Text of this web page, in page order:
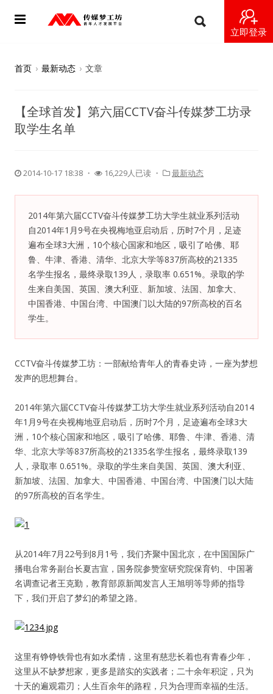
立即登录
导师
视频
梦工坊视频
纪录片1 梦想开始的地方
纪录片2 青年人不同活法
纪录片3 我们都是青年偶像
往届
变革2015
逐梦2014
辉煌2013
梦工坊圈
人脉圈
首页 › 最新动态 › 文章
【全球首发】第六届CCTV奋斗传媒梦工坊录
取学生名单
2014-10-17 18:38 ・ 16,229人已读 ・ 最新动态
2014年第六届CCTV奋斗传媒梦工坊大学生就业系列活动
自2014年1月9号在央视梅地亚启动后，历时7个月，足迹
遍布全球3大洲，10个核心国家和地区，吸引了哈佛、耶
鲁、牛津、香港、清华、北京大学等837所高校的21335
名学生报名，最终录取139人，录取率 0.651%。录取的学
生来自美国、英国、澳大利亚、新加坡、法国、加拿大、
中国香港、中国台湾、中国澳门以大陆的97所高校的百名
学生。
CCTV奋斗传媒梦工坊：一部献给青年人的青春史诗，一座为梦想
发声的思想舞台。
2014年第六届CCTV奋斗传媒梦工坊大学生就业系列活动自2014
年1月9号在央视梅地亚启动后，历时7个月，足迹遍布全球3大
洲，10个核心国家和地区，吸引了哈佛、耶鲁、牛津、香港、清
华、北京大学等837所高校的21335名学生报名，最终录取139
人，录取率 0.651%。录取的学生来自美国、英国、澳大利亚、
新加坡、法国、加拿大、中国香港、中国台湾、中国澳门以大陆
的97所高校的百名学生。
从2014年7月22号到8月1号，我们齐聚中国北京，在中国国际广
播电台常务副台长夏吉宣，国务院参赞室研究院保育钧、中国著
名调查记者王克勤，教育部原新闻发言人王旭明等导师的指导
下，我们开启了梦幻的希望之路。
这里有铮铮铁骨也有如水柔情，这里有慈悲长着也有青春少年，
这里从不缺梦想家，更多是踏实的实践者；二十余年积淀，只为
十天的遍观霜刃；人生百余年的路程，只为合理而幸福的生活。